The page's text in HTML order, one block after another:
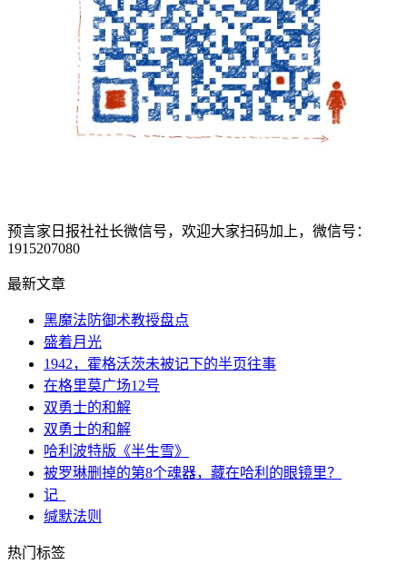
预言家日报社社长微信号，欢迎大家扫码加上，微信号：
1915207080
最新文章
黑魔法防御术教授盘点
盛着月光
1942，霍格沃茨未被记下的半页往事
在格里莫广场12号
双勇士的和解
双勇士的和解
哈利波特版《半生雪》
被罗琳删掉的第8个魂器，藏在哈利的眼镜里？
记_
缄默法则
热门标签